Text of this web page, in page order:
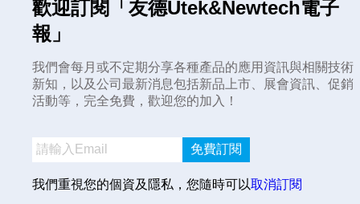
歡迎訂閱「友德Utek&Newtech電子
報」
我們會每月或不定期分享各種產品的應用資訊與相關技術
新知，以及公司最新消息包括新品上市、展會資訊、促銷
活動等，完全免費，歡迎您的加入！
免費訂閱
我們重視您的個資及隱私，您隨時可以取消訂閱